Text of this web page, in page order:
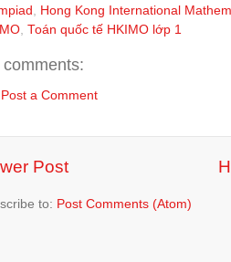
, Hong Kong International
, Toán quốc tế HKIMO lớp 1
comments:
Post a Comment
Post
to: Post Comments (Atom)